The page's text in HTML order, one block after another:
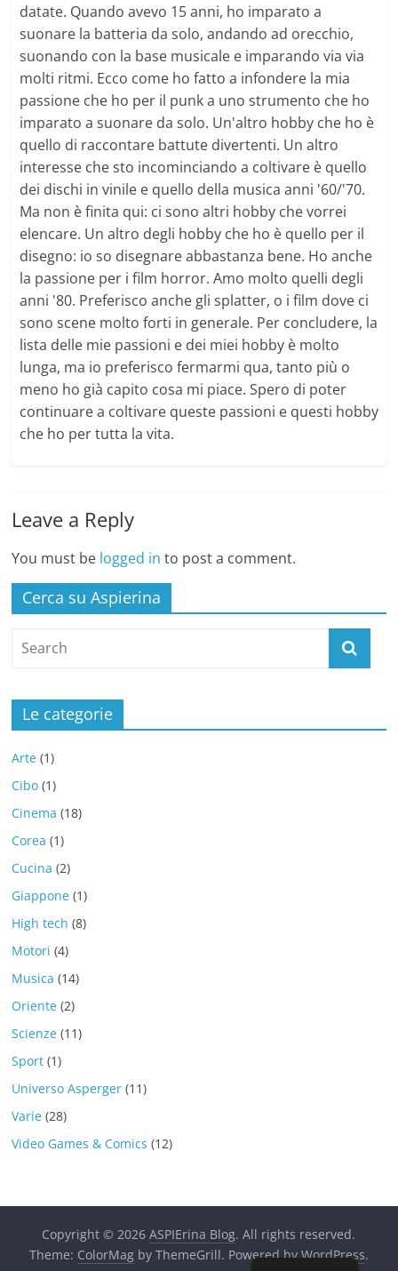
datate. Quando avevo 15 anni, ho imparato a
suonare la batteria da solo, andando ad orecchio,
suonando con la base musicale e imparando via via
molti ritmi. Ecco come ho fatto a infondere la mia
passione che ho per il punk a uno strumento che ho
imparato a suonare da solo. Un'altro hobby che ho è
quello di raccontare battute divertenti. Un altro
interesse che sto incominciando a coltivare è quello
dei dischi in vinile e quello della musica anni '60/'70.
Ma non è finita qui: ci sono altri hobby che vorrei
elencare. Un altro degli hobby che ho è quello per il
disegno: io so disegnare abbastanza bene. Ho anche
la passione per i film horror. Amo molto quelli degli
anni '80. Preferisco anche gli splatter, o i film dove ci
sono scene molto forti in generale. Per concludere, la
lista delle mie passioni e dei miei hobby è molto
lunga, ma io preferisco fermarmi qua, tanto più o
meno ho già capito cosa mi piace. Spero di poter
continuare a coltivare queste passioni e questi hobby
che ho per tutta la vita.
Leave a Reply
You must be logged in to post a comment.
Cerca su Aspierina
Le categorie
Arte (1)
Cibo (1)
Cinema (18)
Corea (1)
Cucina (2)
Giappone (1)
High tech (8)
Motori (4)
Musica (14)
Oriente (2)
Scienze (11)
Sport (1)
Universo Asperger (11)
Varie (28)
Video Games & Comics (12)
Copyright © 2026ASPIErina Blog. All rights reserved.
Theme: ColorMagby ThemeGrill. Powered byWordPress.